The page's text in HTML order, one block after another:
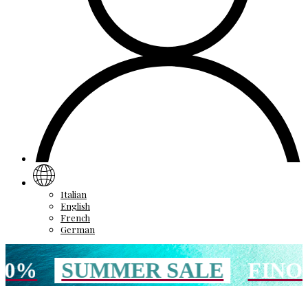
Italian
English
French
German
SUMMER SALE FINO AL